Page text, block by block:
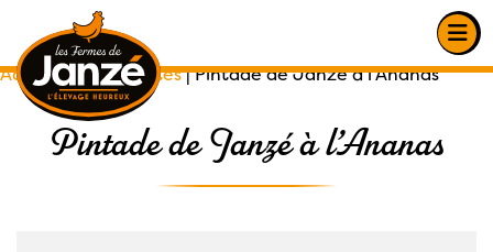
Accueil| Nos recettes|Pintade de Janzé à l’Ananas
Pintade de Janzé à l’Ananas